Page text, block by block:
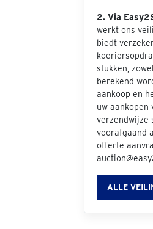
2. Via
werkt ons
biedt
stukken,
berekend
aankoop en
uw aankopen
verzendwijze
voorafgaand
offerte
ALLE